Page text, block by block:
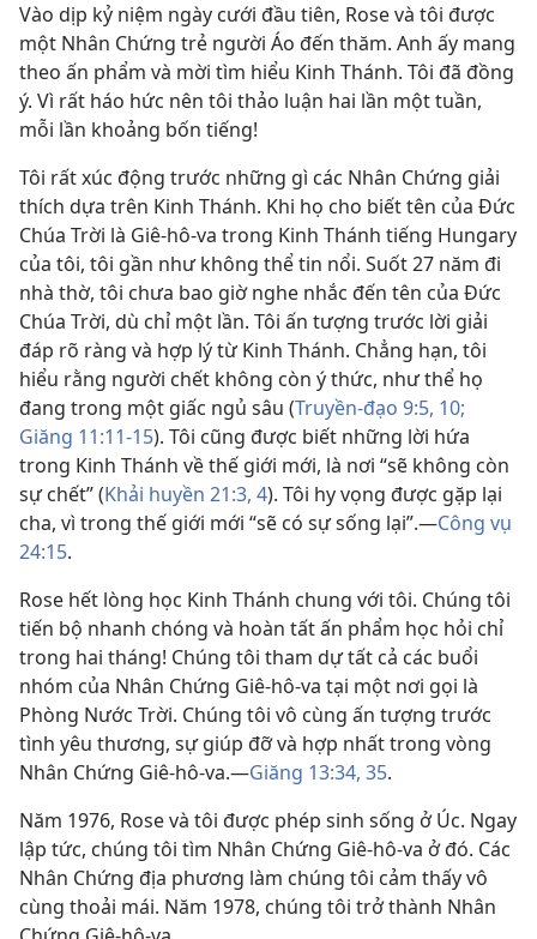
Vào dịp kỷ niệm ngày cưới đầu tiên, Rose và tôi được
một Nhân Chứng trẻ người Áo đến thăm. Anh ấy mang
theo ấn phẩm và mời tìm hiểu Kinh Thánh. Tôi đã đồng
ý. Vì rất háo hức nên tôi thảo luận hai lần một tuần,
mỗi lần khoảng bốn tiếng!
Tôi rất xúc động trước những gì các Nhân Chứng giải
thích dựa trên Kinh Thánh. Khi họ cho biết tên của Đức
Chúa Trời là Giê-hô-va trong Kinh Thánh tiếng Hungary
của tôi, tôi gần như không thể tin nổi. Suốt 27 năm đi
nhà thờ, tôi chưa bao giờ nghe nhắc đến tên của Đức
Chúa Trời, dù chỉ một lần. Tôi ấn tượng trước lời giải
đáp rõ ràng và hợp lý từ Kinh Thánh. Chẳng hạn, tôi
hiểu rằng người chết không còn ý thức, như thể họ
đang trong một giấc ngủ sâu (Truyền-đạo 9:5, 10;
Giăng 11:11-15). Tôi cũng được biết những lời hứa
trong Kinh Thánh về thế giới mới, là nơi “sẽ không còn
sự chết” (Khải huyền 21:3, 4). Tôi hy vọng được gặp lại
cha, vì trong thế giới mới “sẽ có sự sống lại”.—Công vụ
24:15.
Rose hết lòng học Kinh Thánh chung với tôi. Chúng tôi
tiến bộ nhanh chóng và hoàn tất ấn phẩm học hỏi chỉ
trong hai tháng! Chúng tôi tham dự tất cả các buổi
nhóm của Nhân Chứng Giê-hô-va tại một nơi gọi là
Phòng Nước Trời. Chúng tôi vô cùng ấn tượng trước
tình yêu thương, sự giúp đỡ và hợp nhất trong vòng
Nhân Chứng Giê-hô-va.—Giăng 13:34, 35.
Năm 1976, Rose và tôi được phép sinh sống ở Úc. Ngay
lập tức, chúng tôi tìm Nhân Chứng Giê-hô-va ở đó. Các
Nhân Chứng địa phương làm chúng tôi cảm thấy vô
cùng thoải mái. Năm 1978, chúng tôi trở thành Nhân